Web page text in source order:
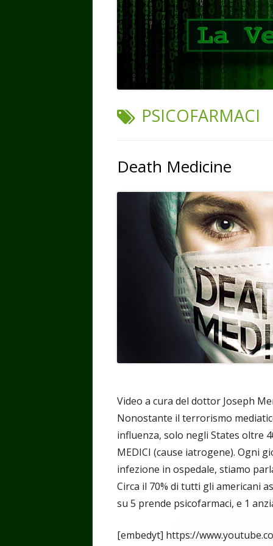
TAG:
PSICOFARMACI
Death Medicine
Video a cura del dottor Joseph
Nonostante il terrorismo
influenza, solo negli States oltre
MEDICI (cause iatrogene). Ogni
infezione in ospedale, stiamo
Circa il 70% di tutti gli americani
su 5 prende psicofarmaci, e 1
[embedyt] https://